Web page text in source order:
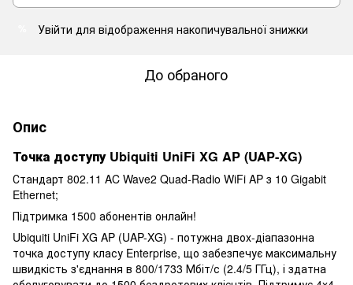
Увійти для відображення накопичувальної знижки
До обраного
Опис
Точка доступу Ubiquiti UniFi XG AP (UAP-XG)
Стандарт 802.11 AC Wave2 Quad-Radio WiFi AP з 10 Gigabit
Ethernet;
Підтримка 1500 абонентів онлайн!
Ubiquiti UniFi XG AP (UAP-XG) - потужна двох-діапазонна
точка доступу класу Enterprise, що забезпечує максимальну
швидкість з'єднання в 800/1733 Мбіт/с (2.4/5 ГГц), і здатна